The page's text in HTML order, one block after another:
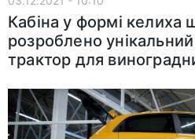
Кабіна у формі келиха
розроблено
трактор для